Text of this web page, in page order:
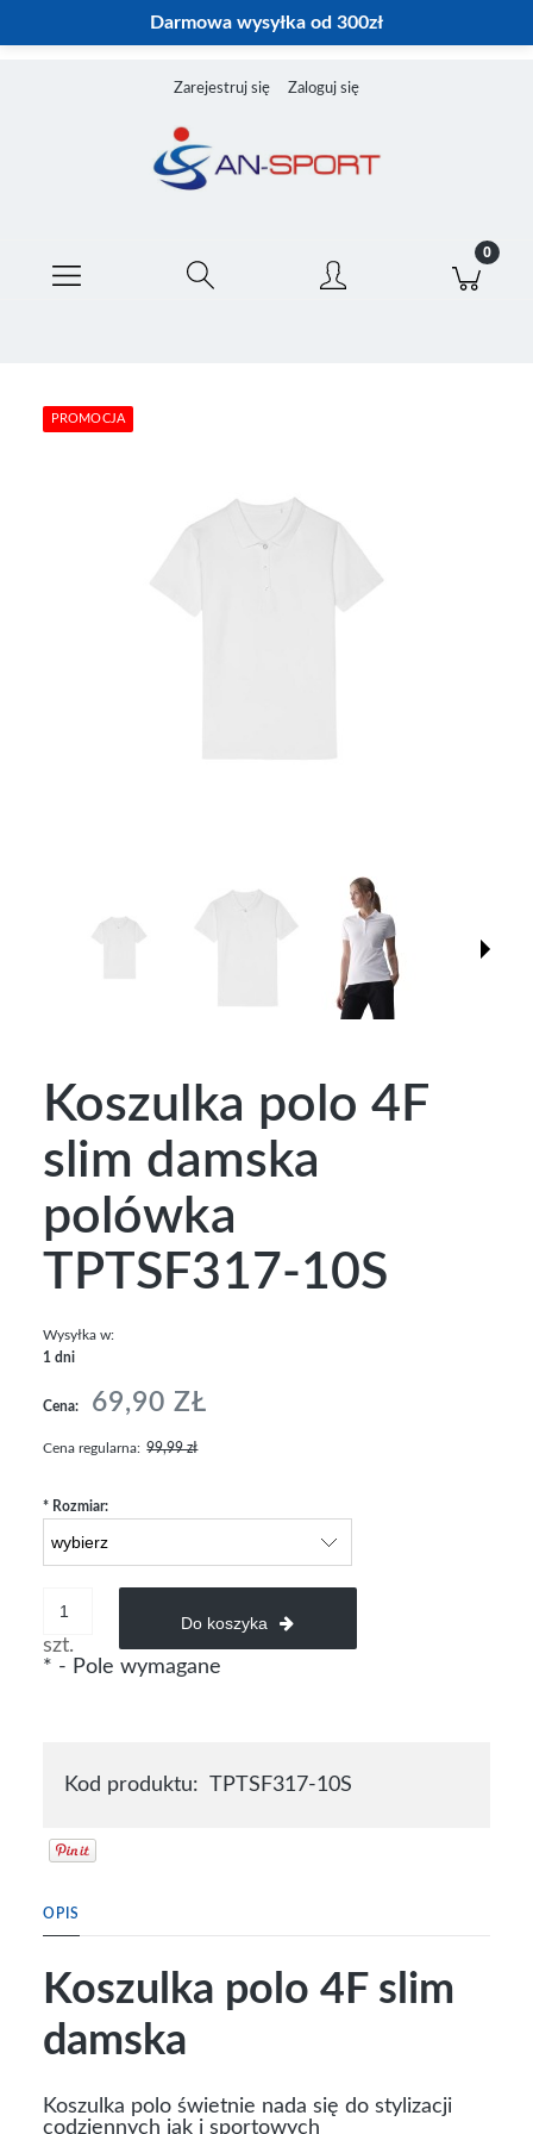
Darmowa wysyłka od 300zł
Zarejestruj się Zaloguj się
PROMOCJA
Koszulka polo 4F
slim damska
polówka
TPTSF317-10S
Wysyłka w:
1 dni
Cena: 69,90 ZŁ
Cena regularna: 99,99 zł
* Rozmiar:
szt.
Do koszyka
* - Pole wymagane
Kod produktu: TPTSF317-10S
OPIS
Koszulka polo 4F slim
damska
Koszulka polo świetnie nada się do stylizacji
codziennych jak i sportowych